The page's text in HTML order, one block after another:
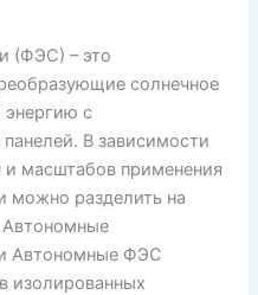
(ФЭС) – это
солнечное
энергию с
В зависимости
и масштабов применения
можно разделить на
Автономные
Автономные ФЭС
изолированных